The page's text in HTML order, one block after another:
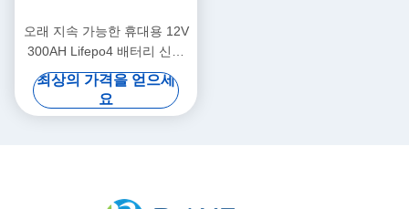
오래 지속 가능한 휴대용 12V
300AH Lifepo4 배터리 신규
A급 셀 장시간 사용
최상의 가격을 얻으세
요